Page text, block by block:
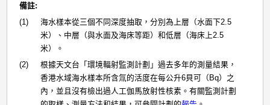
備註:
(1)
海水樣本從三個不同深度抽取，分別為上層（水面下2.5
米）、中層（與水面及海床等距）和低層（海床上2.5
米）。
(2)
根據天文台「環境輻射監測計劃」過去多年的測量結果，
香港水域海水樣本所含氚的活度在每公升6貝可（Bq）之
內，並且沒有檢出過人工伽馬放射性核素。有關監測計劃